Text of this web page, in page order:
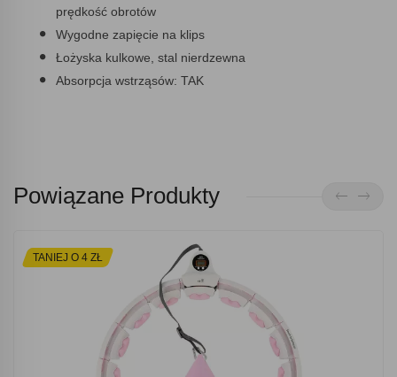
prędkość obrotów
Wygodne zapięcie na klips
Łożyska kulkowe, stal nierdzewna
Absorpcja wstrząsów: TAK
Powiązane Produkty
TANIEJ O 4 ZŁ